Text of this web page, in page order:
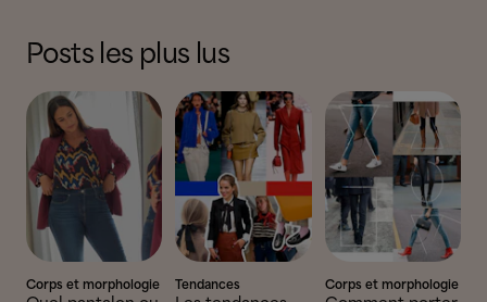
Posts les plus lus
Corps et morphologie Tendances Corps et morphologie